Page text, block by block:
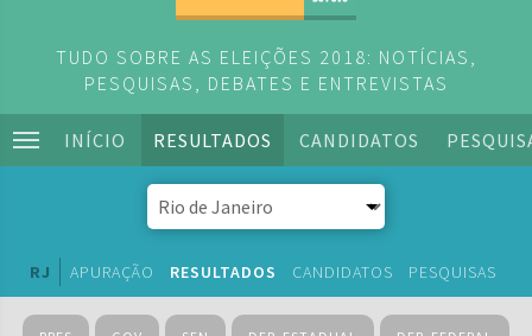
TUDO SOBRE AS ELEIÇÕES 2018: NOTÍCIAS,
PESQUISAS, DEBATES E ENTREVISTAS
INÍCIO RESULTADOS CANDIDATOS
RJ APURAÇÃO RESULTADOS CANDIDATOS PESQUISAS